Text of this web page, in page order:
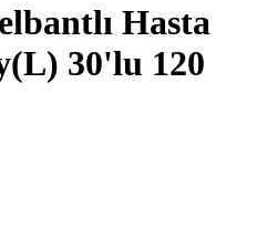
Hasta
30'lu 120